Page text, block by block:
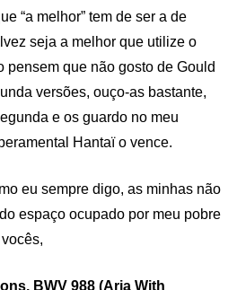
“a melhor” tem de ser a de
seja a melhor que utilize o
pensem que não gosto de Gould
versões, ouço-as bastante,
e os guardo no meu
Hantaï o vence.
eu sempre digo, as minhas não
espaço ocupado por meu pobre
BWV 988 (Aria With